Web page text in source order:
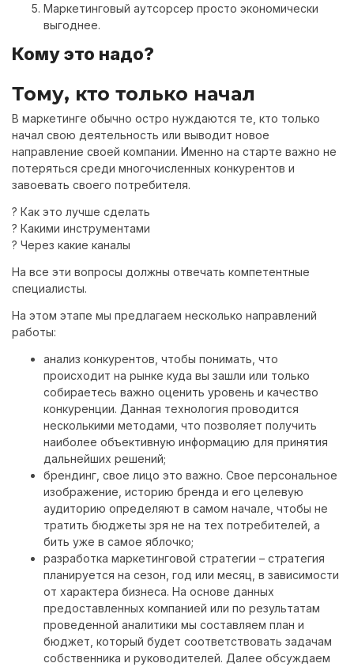
Маркетинговый аутсорсер просто экономически
выгоднее.
Кому это надо?
Тому, кто только начал
В маркетинге обычно остро нуждаются те, кто только
начал свою деятельность или выводит новое
направление своей компании. Именно на старте важно не
потеряться среди многочисленных конкурентов и
завоевать своего потребителя.
? Как это лучше сделать
? Какими инструментами
? Через какие каналы
На все эти вопросы должны отвечать компетентные
специалисты.
На этом этапе мы предлагаем несколько направлений
работы:
анализ конкурентов, чтобы понимать, что
происходит на рынке куда вы зашли или только
собираетесь важно оценить уровень и качество
конкуренции. Данная технология проводится
несколькими методами, что позволяет получить
наиболее объективную информацию для принятия
дальнейших решений;
брендинг, свое лицо это важно. Свое персональное
изображение, историю бренда и его целевую
аудиторию определяют в самом начале, чтобы не
тратить бюджеты зря не на тех потребителей, а
бить уже в самое яблочко;
разработка маркетинговой стратегии – стратегия
планируется на сезон, год или месяц, в зависимости
от характера бизнеса. На основе данных
предоставленных компанией или по результатам
проведенной аналитики мы составляем план и
бюджет, который будет соответствовать задачам
собственника и руководителей. Далее обсуждаем